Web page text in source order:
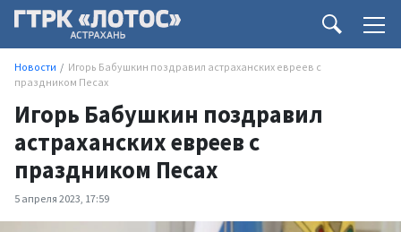
Новости
Игорь Бабушкин поздравил астраханских евреев с
праздником Песах
Игорь Бабушкин поздравил
астраханских евреев с
праздником Песах
5 апреля 2023, 17:59